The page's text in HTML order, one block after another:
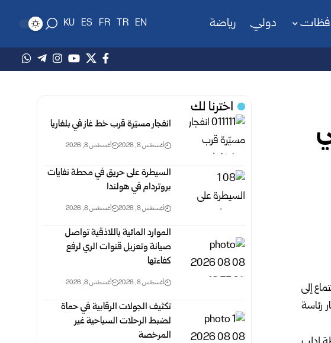
دولي رياضة EN
TR
FR
ES
KU
إلى
رئاسة
اخترنا لك
انفجار مسيّرة قرب خط غاز في بلغاريا
أغسطس 8, 2026 أغسطس 8, 2026
السيطرة على حريق في محطة نفايات
بروتردام في هولندا
أغسطس 8, 2026 أغسطس 8, 2026
الموارد المائية باللاذقية تواصل
صيانة وتعزيل قنوات الري لرفع
‏كفاءتها
أغسطس 8, 2026 أغسطس 8, 2026
تكثيف الجولات الرقابية في حماة
لضبط الرحلات السياحية غير
‏المرخصة